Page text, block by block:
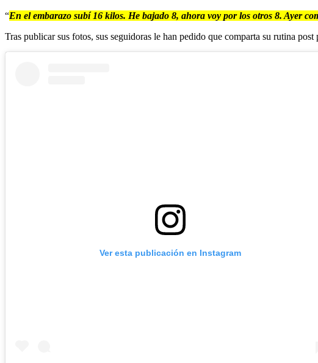
“En el embarazo subí 16 kilos. He bajado 8, ahora voy por los otros 8. Ayer
Tras publicar sus fotos, sus seguidoras le han pedido que comparta su rutina post
Ver esta publicación en Instagram